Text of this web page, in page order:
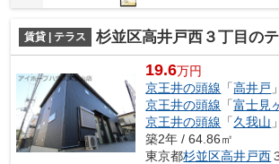
賃貸 | テラス 杉並区高井戸西３丁目の
19.6万円
京王井の頭線 「高井戸
京王井の頭線 「富士見
京王井の頭線 「久我山
築2年 / 64.86㎡
東京都杉並区高井戸西